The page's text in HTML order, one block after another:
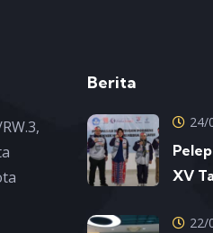
Berita
24/
XV
22/